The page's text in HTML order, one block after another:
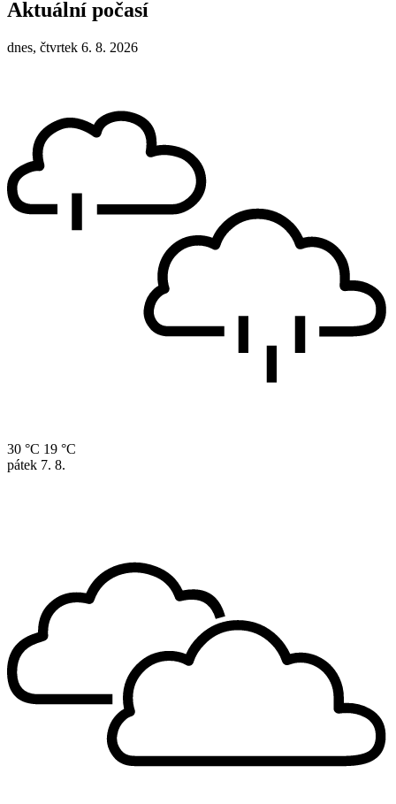
Aktuální počasí
dnes, čtvrtek 6. 8. 2026
30 °C 19 °C
pátek 7. 8.